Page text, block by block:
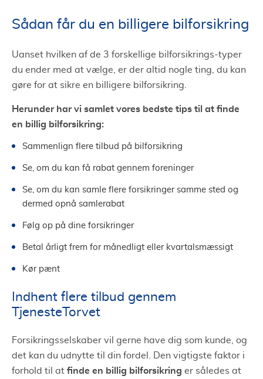
Sådan får du en billigere bilforsikring
Uanset hvilken af de 3 forskellige bilforsikrings-typer
du ender med at vælge, er der altid nogle ting, du kan
gøre for at sikre en billigere bilforsikring.
Herunder har vi samlet vores bedste tips til at finde
en billig bilforsikring:
Sammenlign flere tilbud på bilforsikring
Se, om du kan få rabat gennem foreninger
Se, om du kan samle flere forsikringer samme sted og
dermed opnå samlerabat
Følg op på dine forsikringer
Betal årligt frem for månedligt eller kvartalsmæssigt
Kør pænt
Indhent flere tilbud gennem
TjenesteTorvet
Forsikringsselskaber vil gerne have dig som kunde, og
det kan du udnytte til din fordel. Den vigtigste faktor i
forhold til at finde en billig bilforsikring er således at